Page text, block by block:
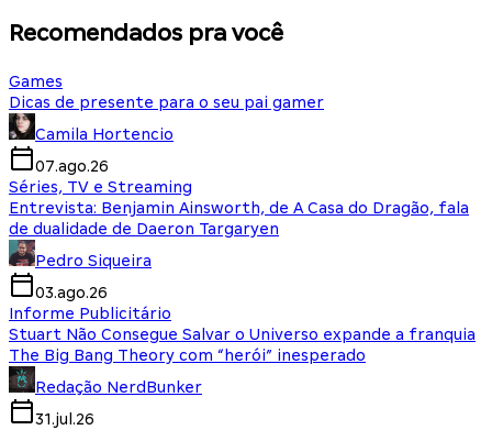
Recomendados pra você
Games
Dicas de presente para o seu pai gamer
Camila Hortencio
07.ago.26
Séries, TV e Streaming
Entrevista: Benjamin Ainsworth, de A Casa do Dragão, fala
de dualidade de Daeron Targaryen
Pedro Siqueira
03.ago.26
Informe Publicitário
Stuart Não Consegue Salvar o Universo expande a franquia
The Big Bang Theory com “herói” inesperado
Redação NerdBunker
31.jul.26